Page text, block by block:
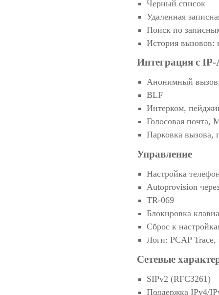
Черный список
Удаленная
Поиск по
История
Интеграция с
Анонимный
BLF
Интерком,
Голосовая почта,
Парковка вызова,
Управление
Настройка
Autoprovision
TR-069
Блокировка
Сброс к
Логи: PCAP Trace,
Сетевые
SIPv2 (RFC3261)
Поддержка IPv4/